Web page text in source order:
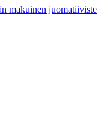
makuinen juomatiiviste